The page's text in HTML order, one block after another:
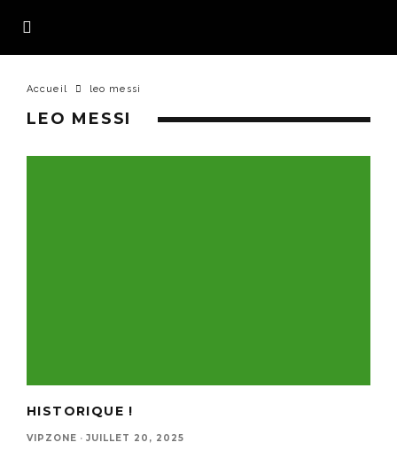
Accueil leo messi
LEO MESSI
HISTORIQUE !
VIPZONE · JUILLET 20, 2025